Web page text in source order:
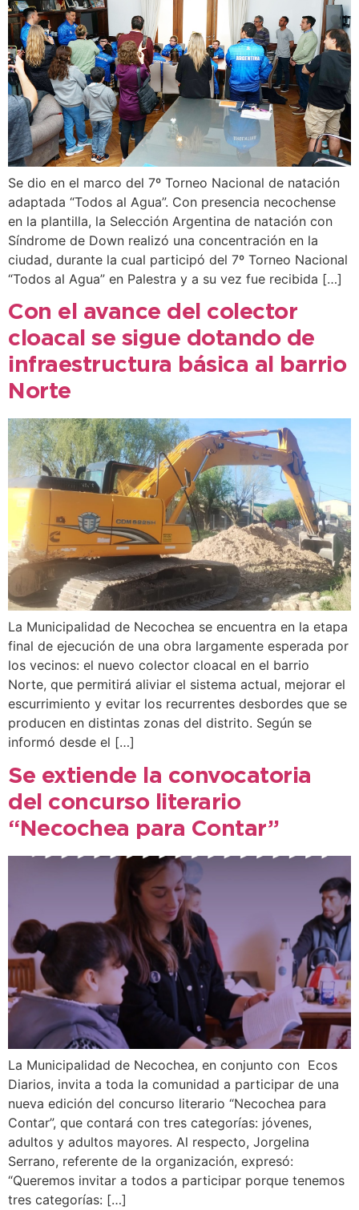
Se dio en el marco del 7º Torneo Nacional de natación
adaptada “Todos al Agua”. Con presencia necochense
en la plantilla, la Selección Argentina de natación con
Síndrome de Down realizó una concentración en la
ciudad, durante la cual participó del 7º Torneo Nacional
“Todos al Agua” en Palestra y a su vez fue recibida […]
Con el avance del colector
cloacal se sigue dotando de
infraestructura básica al barrio
Norte
La Municipalidad de Necochea se encuentra en la etapa
final de ejecución de una obra largamente esperada por
los vecinos: el nuevo colector cloacal en el barrio
Norte, que permitirá aliviar el sistema actual, mejorar el
escurrimiento y evitar los recurrentes desbordes que se
producen en distintas zonas del distrito. Según se
informó desde el […]
Se extiende la convocatoria
del concurso literario
“Necochea para Contar”
La Municipalidad de Necochea, en conjunto con Ecos
Diarios, invita a toda la comunidad a participar de una
nueva edición del concurso literario “Necochea para
Contar”, que contará con tres categorías: jóvenes,
adultos y adultos mayores. Al respecto, Jorgelina
Serrano, referente de la organización, expresó:
“Queremos invitar a todos a participar porque tenemos
tres categorías: […]